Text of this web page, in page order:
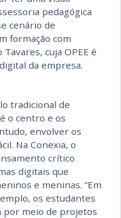
pedagógica
cenário de
formação com
cuja OPEE é
da empresa.
tradicional de
o centro e os
envolver os
Na Conexia, o
crítico
digitais que
e meninas. “Em
os estudantes
por meio de projetos